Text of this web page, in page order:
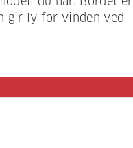
gir ly for vinden ved